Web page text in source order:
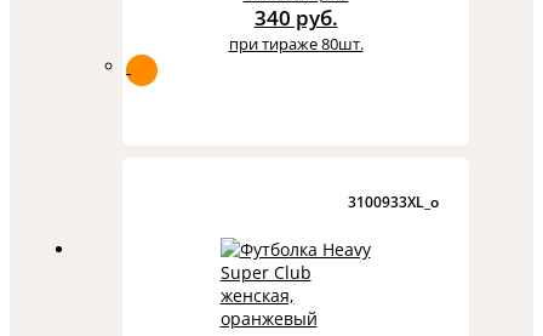
340 руб.
при тираже 80шт.
3100933XL_o